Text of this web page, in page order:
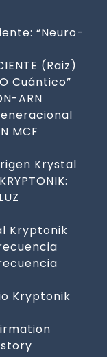
“Neuro-
(Raiz)
Cuántico”
ARN
MCF
Krystal
Kryptonik
Kryptonik